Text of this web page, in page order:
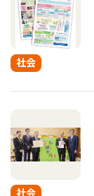
社会
社会